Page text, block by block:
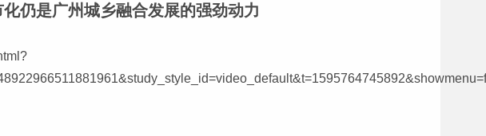
仍是广州城乡融合发展的强劲动力